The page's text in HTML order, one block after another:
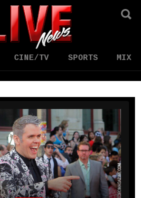
CINE/TV SPORTS MIX